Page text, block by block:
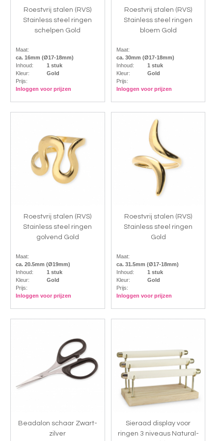
Roestvrij stalen (RVS)
Stainless steel ringen
schelpen Gold
Maat:
ca. 16mm (Ø17-18mm)
Inhoud:
1 stuk
Kleur:
Gold
Prijs:
Inloggen voor prijzen
Roestvrij stalen (RVS)
Stainless steel ringen
bloem Gold
Maat:
ca. 30mm (Ø17-18mm)
Inhoud:
1 stuk
Kleur:
Gold
Prijs:
Inloggen voor prijzen
Roestvrij stalen (RVS)
Stainless steel ringen
golvend Gold
Maat:
ca. 20.5mm (Ø19mm)
Inhoud:
1 stuk
Kleur:
Gold
Prijs:
Inloggen voor prijzen
Roestvrij stalen (RVS)
Stainless steel ringen
Gold
Maat:
ca. 31.5mm (Ø17-18mm)
Inhoud:
1 stuk
Kleur:
Gold
Prijs:
Inloggen voor prijzen
Beadalon schaar Zwart-
zilver
Sieraad display voor
ringen 3 niveaus Natural-